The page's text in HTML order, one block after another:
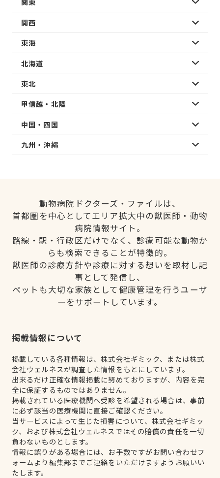
関西
東海
北海道
東北
甲信越・北陸
中国・四国
九州・沖縄
動物病院ドクターズ・ファイルは、
首都圏を中心としてエリア拡大中の獣医師・動物
病院情報サイト。
路線・駅・行政区だけでなく、診療可能な動物か
らも検索できることが特徴的。
獣医師の診療方針や診療に対する想いを取材し記
事として発信し、
ペットも大切な家族として健康管理を行うユーザ
ーをサポートしています。
掲載情報について
掲載している各種情報は、株式会社ギミック、または株式
会社ウェルネスが調査した情報をもとにしています。
出来るだけ正確な情報掲載に努めておりますが、内容を完
全に保証するものではありません。
掲載されている医療機関へ受診を希望される場合は、事前
に必ず該当の医療機関に直接ご確認ください。
当サービスによって生じた損害について、株式会社ギミッ
ク、および株式会社ウェルネスではその賠償の責任を一切
負わないものとします。
情報に誤りがある場合には、お手数ですがお問い合わせフ
ォームより編集部までご連絡をいただけますようお願いい
たします。